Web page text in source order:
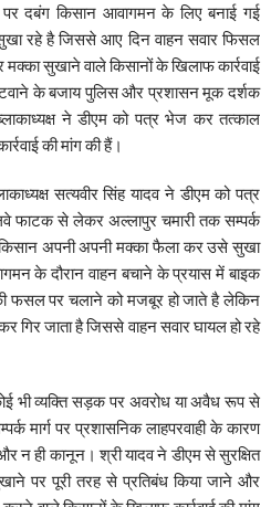
पर दबंग किसान आवागमन के लिए बनाई गई
रहे है जिससे आए दिन वाहन सवार फिसल
सुखाने वाले किसानों के खिलाफ कार्रवाई
के बजाय पुलिस और प्रशासन मूक दर्शक
ने डीएम को पत्र भेज कर तत्काल
की मांग की हैं।
सत्यवीर सिंह यादव ने डीएम को पत्र
फाटक से लेकर अल्लापुर चमारी तक सम्पर्क
अपनी अपनी मक्का फैला कर उसे सुखा
के दौरान वाहन बचाने के प्रयास में बाइक
फसल पर चलाने को मजबूर हो जाते है लेकिन
गिर जाता है जिससे वाहन सवार घायल हो रहे
भी व्यक्ति सड़क पर अवरोध या अवैध रूप से
मार्ग पर प्रशासनिक लाहपरवाही के कारण
न ही कानून। श्री यादव ने डीएम से सुरक्षित
पर पूरी तरह से प्रतिबंध किया जाने और